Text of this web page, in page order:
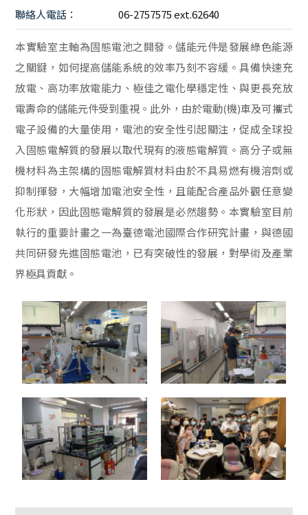
聯絡人電話： 06-2757575 ext.62640
本實驗室主軸為固態電池之開發。儲能元件是發展綠色能源
之關鍵，如何提高儲能系統的效率乃刻不容緩。具備快速充
放電、高功率放電能力、極佳之電化學穩定性、與更長充放
電壽命的儲能元件受到重視。此外，由於電動(機)車及可攜式
電子設備的大量使用，電池的安全性引起關注，促成全球投
入固態電解質的發展以取代現有的液態電解質。高分子或無
機材料為主架構的固態電解質材料由於不具易燃有機溶劑或
抑制揮發，大幅增加電池安全性，且能配合產品外觀任意變
化形狀，因此固態電解質的發展是必然趨勢。本實驗室目前
執行的重要計畫之一為臺德電池國際合作研究計畫，與德國
共同研發先進固態電池，已有突破性的發展，對學術及產業
界極具貢獻。